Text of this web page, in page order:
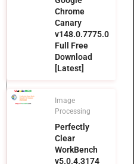
Chrome
Canary
v148.0.7775.0
Full Free
Download
[Latest]
Image
Processing
Perfectly
Clear
WorkBench
v5.0.4.3174